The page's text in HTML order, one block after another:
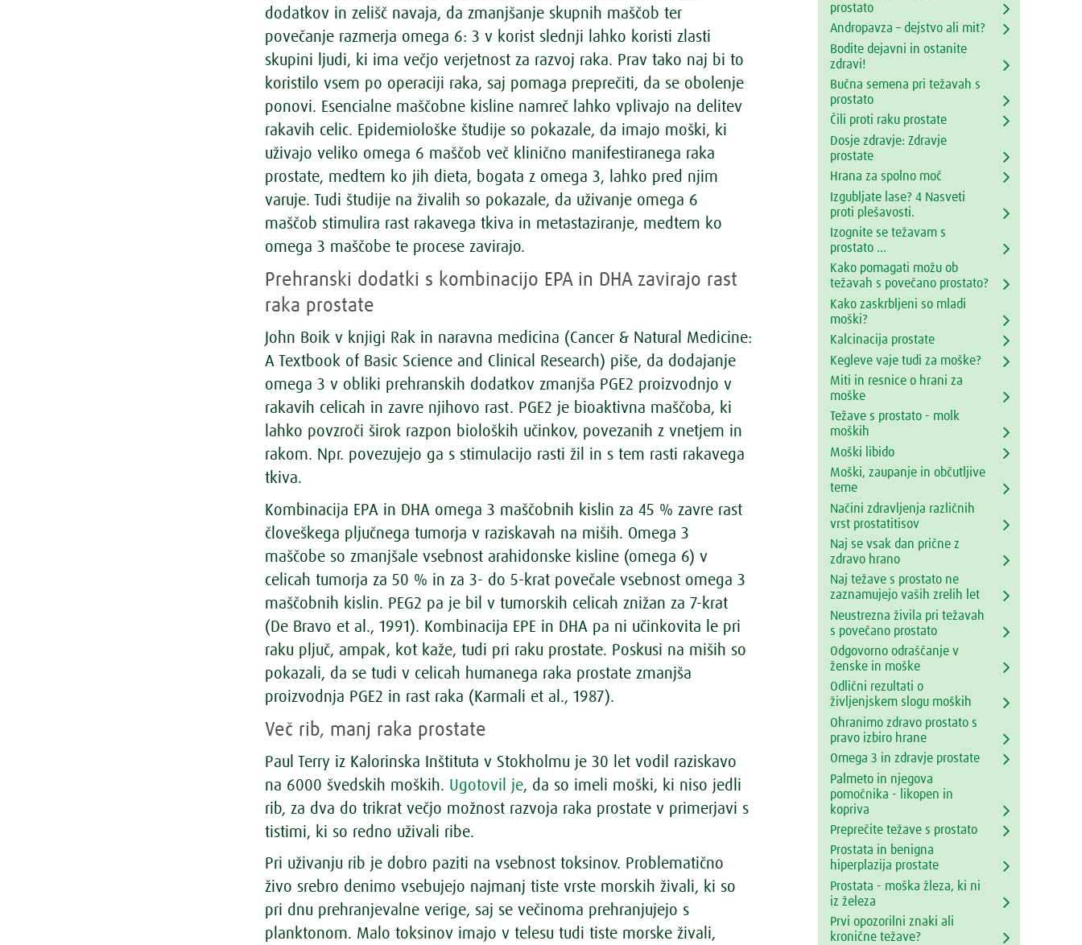
dodatkov in zelišč navaja, da zmanjšanje skupnih maščob ter
povečanje razmerja omega 6: 3 v korist slednji lahko koristi zlasti
skupini ljudi, ki ima večjo verjetnost za razvoj raka. Prav tako naj bi to
koristilo vsem po operaciji raka, saj pomaga preprečiti, da se obolenje
ponovi. Esencialne maščobne kisline namreč lahko vplivajo na delitev
rakavih celic. Epidemiološke študije so pokazale, da imajo moški, ki
uživajo veliko omega 6 maščob več klinično manifestiranega raka
prostate, medtem ko jih dieta, bogata z omega 3, lahko pred njim
varuje. Tudi študije na živalih so pokazale, da uživanje omega 6
maščob stimulira rast rakavega tkiva in metastaziranje, medtem ko
omega 3 maščobe te procese zavirajo.
Prehranski dodatki s kombinacijo EPA in DHA zavirajo rast
raka prostate
John Boik v knjigi Rak in naravna medicina (Cancer & Natural Medicine:
A Textbook of Basic Science and Clinical Research) piše, da dodajanje
omega 3 v obliki prehranskih dodatkov zmanjša PGE2 proizvodnjo v
rakavih celicah in zavre njihovo rast. PGE2 je bioaktivna maščoba, ki
lahko povzroči širok razpon bioloških učinkov, povezanih z vnetjem in
rakom. Npr. povezujejo ga s stimulacijo rasti žil in s tem rasti rakavega
tkiva.
Kombinacija EPA in DHA omega 3 maščobnih kislin za 45 % zavre rast
človeškega pljučnega tumorja v raziskavah na miših. Omega 3
maščobe so zmanjšale vsebnost arahidonske kisline (omega 6) v
celicah tumorja za 50 % in za 3- do 5-krat povečale vsebnost omega 3
maščobnih kislin. PEG2 pa je bil v tumorskih celicah znižan za 7-krat
(De Bravo et al., 1991). Kombinacija EPE in DHA pa ni učinkovita le pri
raku pljuč, ampak, kot kaže, tudi pri raku prostate. Poskusi na miših so
pokazali, da se tudi v celicah humanega raka prostate zmanjša
proizvodnja PGE2 in rast raka (Karmali et al., 1987).
Več rib, manj raka prostate
Paul Terry iz Kalorinska Inštituta v Stokholmu je 30 let vodil raziskavo
na 6000 švedskih moških. Ugotovil je, da so imeli moški, ki niso jedli
rib, za dva do trikrat večjo možnost razvoja raka prostate v primerjavi s
tistimi, ki so redno uživali ribe.
Pri uživanju rib je dobro paziti na vsebnost toksinov. Problematično
živo srebro denimo vsebujejo najmanj tiste vrste morskih živali, ki so
pri dnu prehranjevalne verige, saj se večinoma prehranjujejo s
planktonom. Malo toksinov imajo v telesu tudi tiste morske živali,
prostato
Andropavza – dejstvo ali mit?
Bodite dejavni in ostanite
zdravi!
Bučna semena pri težavah s
prostato
Čili proti raku prostate
Dosje zdravje: Zdravje
prostate
Hrana za spolno moč
Izgubljate lase? 4 Nasveti
proti plešavosti.
Izognite se težavam s
prostato ...
Kako pomagati možu ob
težavah s povečano prostato?
Kako zaskrbljeni so mladi
moški?
Kalcinacija prostate
Kegleve vaje tudi za moške?
Miti in resnice o hrani za
moške
Težave s prostato - molk
moških
Moški libido
Moški, zaupanje in občutljive
teme
Načini zdravljenja različnih
vrst prostatitisov
Naj se vsak dan prične z
zdravo hrano
Naj težave s prostato ne
zaznamujejo vaših zrelih let
Neustrezna živila pri težavah
s povečano prostato
Odgovorno odraščanje v
ženske in moške
Odlični rezultati o
življenjskem slogu moških
Ohranimo zdravo prostato s
pravo izbiro hrane
Omega 3 in zdravje prostate
Palmeto in njegova
pomočnika - likopen in
kopriva
Preprečite težave s prostato
Prostata in benigna
hiperplazija prostate
Prostata - moška žleza, ki ni
iz železa
Prvi opozorilni znaki ali
kronične težave?